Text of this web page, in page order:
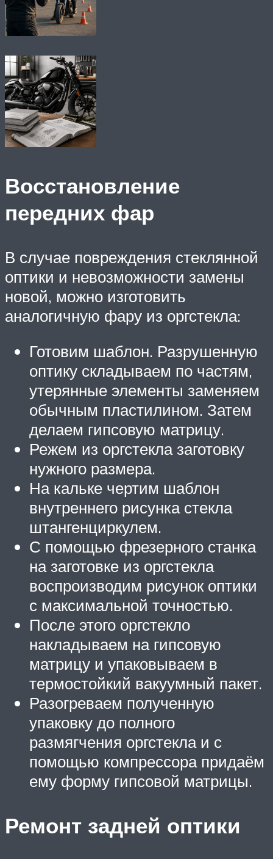
Восстановление
передних фар
В случае повреждения стеклянной
оптики и невозможности замены
новой, можно изготовить
аналогичную фару из оргстекла:
Готовим шаблон. Разрушенную
оптику складываем по частям,
утерянные элементы заменяем
обычным пластилином. Затем
делаем гипсовую матрицу.
Режем из оргстекла заготовку
нужного размера.
На кальке чертим шаблон
внутреннего рисунка стекла
штангенциркулем.
С помощью фрезерного станка
на заготовке из оргстекла
воспроизводим рисунок оптики
с максимальной точностью.
После этого оргстекло
накладываем на гипсовую
матрицу и упаковываем в
термостойкий вакуумный пакет.
Разогреваем полученную
упаковку до полного
размягчения оргстекла и с
помощью компрессора придаём
ему форму гипсовой матрицы.
Ремонт задней оптики